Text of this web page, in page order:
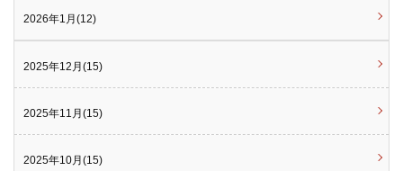
2026年1月(12)
2025年12月(15)
2025年11月(15)
2025年10月(15)